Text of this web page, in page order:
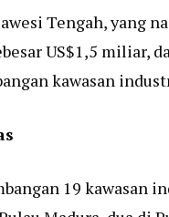
Tengah, yang
US$1,5 miliar,
kawasan
19 kawasan